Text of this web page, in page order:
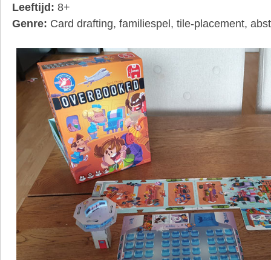
Leeftijd: 8+
Genre: Card drafting, familiespel, tile-placement,